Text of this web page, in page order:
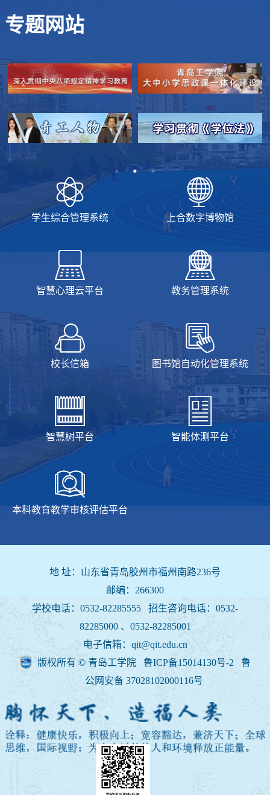
专题网站
学生综合管理系统 上合数字博物馆
智慧心理云平台 教务管理系统
校长信箱 图书馆自动化管理系统
智慧树平台 智能体测平台
本科教育教学审核评估平台
地 址：山东省青岛胶州市福州南路236号
邮编：266300
学校电话：0532-82285555 招生咨询电话： 0532-
82285000 、0532-82285001
电子信箱：qit@qit.edu.cn
版权所有 © 青岛工学院 鲁ICP备15014130号-2
鲁
公网安备 37028102000116号